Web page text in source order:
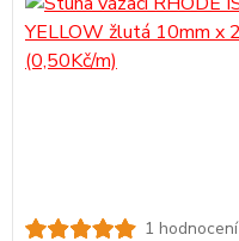
1 hodnocení